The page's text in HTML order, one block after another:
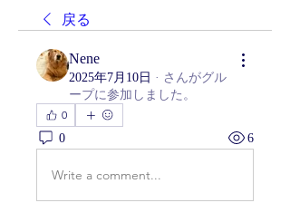
戻る
Nene
2025年7月10日 · さんがグル
ープに参加しました。
0
0
6
Write a comment...